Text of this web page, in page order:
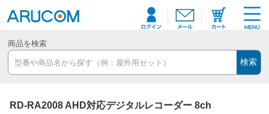
商品を検索
検索
RD-RA2008 AHD対応デジタルレコーダー 8ch